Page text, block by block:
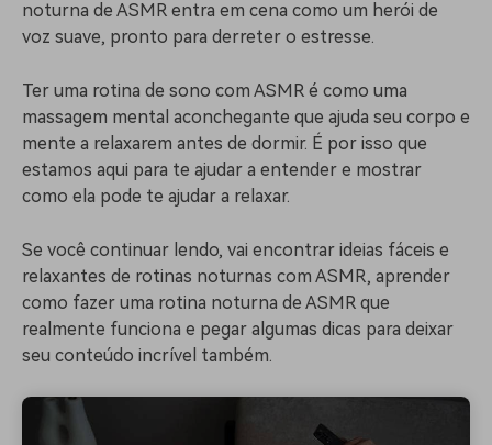
Enciclopédia de Vídeo
Aprenda os termos técnicos
Inspire-se com Filmora
Encontre aqui o que outros
Hub de Criadores
Mostre sua criatividade
ilimitada com o Hub de
Efeitos Especiais DIY
Crie efeitos de vídeo
profissionais por conta
Comunidade
Blog
Acesse parcerias de nível
empresarial
Suporte
Saiba mais
noturna de ASMR entra em cena como um herói de
voz suave, pronto para derreter o estresse.
Ter uma rotina de sono com ASMR é como uma
massagem mental aconchegante que ajuda seu corpo e
mente a relaxarem antes de dormir. É por isso que
estamos aqui para te ajudar a entender e mostrar
como ela pode te ajudar a relaxar.
Se você continuar lendo, vai encontrar ideias fáceis e
relaxantes de rotinas noturnas com ASMR, aprender
como fazer uma rotina noturna de ASMR que
realmente funciona e pegar algumas dicas para deixar
seu conteúdo incrível também.